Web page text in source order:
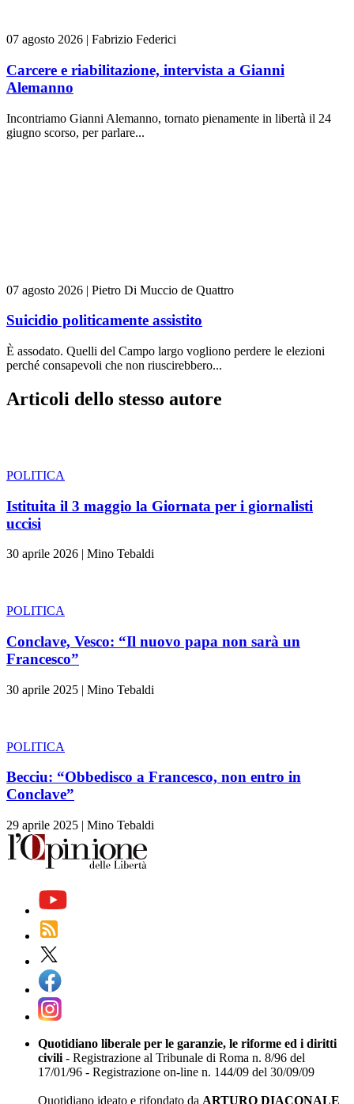
07 agosto 2026 | Fabrizio Federici
Carcere e riabilitazione, intervista a Gianni
Alemanno
Incontriamo Gianni Alemanno, tornato pienamente in libertà il 24
giugno scorso, per parlare...
07 agosto 2026 | Pietro Di Muccio de Quattro
Suicidio politicamente assistito
È assodato. Quelli del Campo largo vogliono perdere le elezioni
perché consapevoli che non riuscirebbero...
Articoli dello stesso autore
POLITICA
Istituita il 3 maggio la Giornata per i giornalisti
uccisi
30 aprile 2026 | Mino Tebaldi
POLITICA
Conclave, Vesco: “Il nuovo papa non sarà un
Francesco”
30 aprile 2025 | Mino Tebaldi
POLITICA
Becciu: “Obbedisco a Francesco, non entro in
Conclave”
29 aprile 2025 | Mino Tebaldi
Quotidiano liberale per le garanzie, le riforme ed i diritti
civili - Registrazione al Tribunale di Roma n. 8/96 del
17/01/96 - Registrazione on-line n. 144/09 del 30/09/09
Quotidiano ideato e rifondato da ARTURO DIACONALE